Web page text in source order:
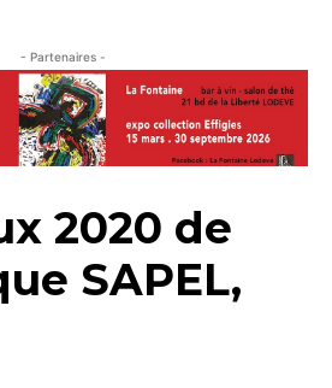
- Partenaires -
2020 de
SAPEL,